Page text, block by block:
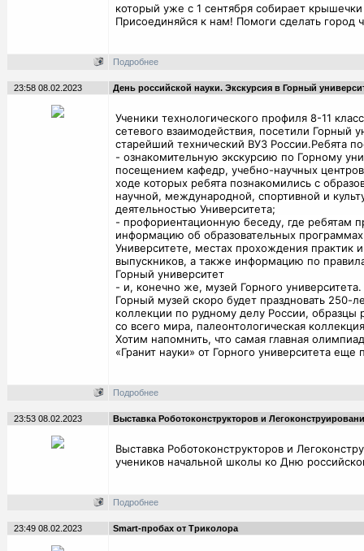
который уже с 1 сентября собирает
Присоединяйся к нам! Помоги сделать город
Подробнее
23:58 08.02.2023 День российской науки. Экскурсия в Горный
Ученики технологического профиля 8-11
сетевого взаимодействия, посетили Горный
старейший технический ВУЗ России.Ребята
- ознакомительную экскурсию по Горному
посещением кафедр, учебно-научных
ходе которых ребята познакомились с
научной, международной, спортивной и
деятельностью Университета;
- профориентационную беседу, где ребятам
информацию об образовательных
Университете, местах прохождения практик и
выпускников, а также информацию по
Горный университет
- и, конечно же, музей Горного университета.
Горный музей скоро будет праздновать 250-
коллекции по рудному делу России, образцы
со всего мира, палеонтологическая
Хотим напомнить, что самая главная
«Гранит науки» от Горного университета еще
Подробнее
23:53 08.02.2023 Выставка Роботоконструкторов и
Выставка Роботоконструкторов и
учеников начальной школы ко Дню
Подробнее
23:49 08.02.2023 Smart-пробах от Триколора